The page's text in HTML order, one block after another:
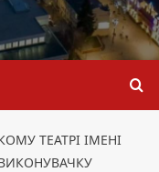
ТЕАТРІ ІМЕНІ